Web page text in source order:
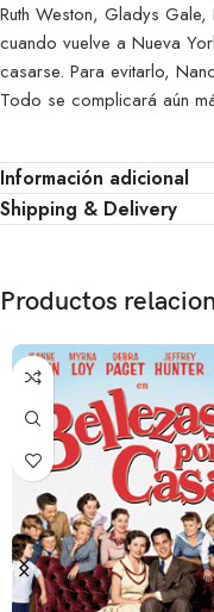
Ruth Weston, Gladys
cuando vuelve a Nueva
casarse. Para evitarlo,
Todo se complicará aún
Información adicional
Shipping & Delivery
Productos